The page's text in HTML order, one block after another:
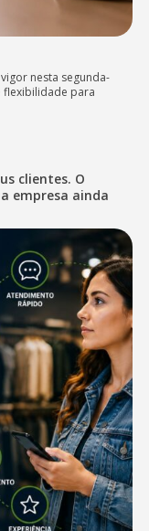
nesta segunda-
flexibilidade para
clientes. O
empresa ainda